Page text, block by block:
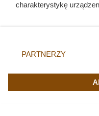
Prawdziwy
zaczynał się
charakterystykę
zmienić/wycofać klikając
znajdujący się w lewym
użytkownika, ale masz
przetwarzaniu.
PARTNERZY